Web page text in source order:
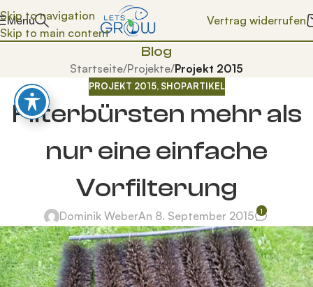
Skip to navigation
Skip to main content
Menü Vertrag widerrufen
Blog
Startseite/Projekte/Projekt 2015
PROJEKT 2015, SHOPARTIKEL
Filterbürsten mehr als
nur eine einfache
Vorfilterung
Dominik WeberAn 8. September 2015 1